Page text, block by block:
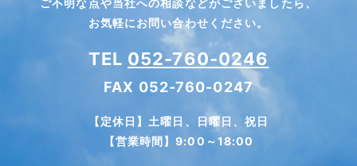
ご不明な点や当社への相談などがございましたら、
お気軽にお問い合わせください。
TEL 052-760-0246
FAX 052-760-0247
【定休日】土曜日、日曜日、祝日
【営業時間】9:00～18:00